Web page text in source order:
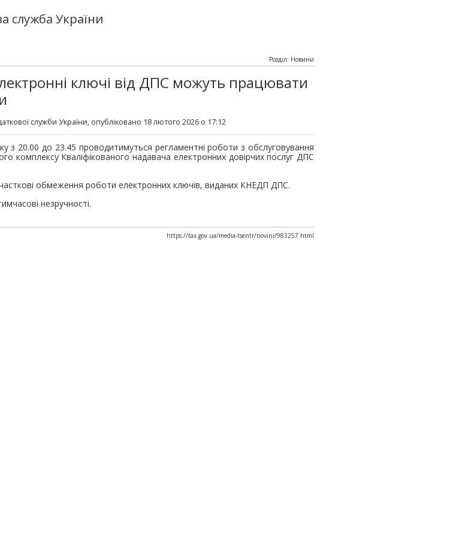
служба України
ключі від ДПС можуть працювати
служби України, опубліковано 18 лютого 2026 о 17:12
Розділ: Новини
з 20.00 до 23.45 проводитимуться регламентні роботи з обслуговування
комплексу Кваліфікованого надавача електронних довірчих послуг ДПС
обмеження роботи електронних ключів, виданих КНЕДП ДПС.
незручності.
https://tax.gov.ua/media-tsentr/novini/983257.html